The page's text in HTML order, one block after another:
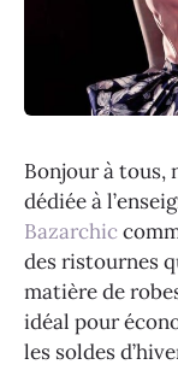
Bonjour à tous,
dédiée à
Bazarchic
des ristournes
matière de
idéal pour
les soldes